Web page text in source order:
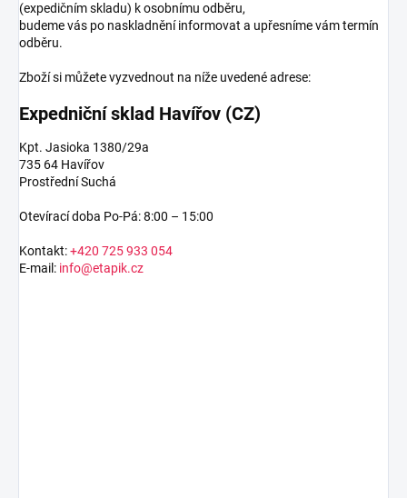
(expedičním skladu) k osobnímu odběru,
budeme vás po naskladnění informovat a upřesníme vám termín
odběru.
Zboží si můžete vyzvednout na níže uvedené adrese:
Expedniční sklad Havířov (CZ)
Kpt. Jasioka 1380/29a
735 64 Havířov
Prostřední Suchá
Otevírací doba Po-Pá: 8:00 – 15:00
Kontakt:+420 725 933 054
E-mail: info@etapik.cz